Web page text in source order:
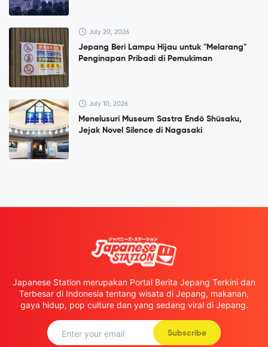
July 20, 2026
Jepang Beri Lampu Hijau untuk "Melarang"
Penginapan Pribadi di Pemukiman
July 10, 2026
Menelusuri Museum Sastra Endō Shūsaku,
Jejak Novel Silence di Nagasaki
Japanese Station merupakan Portal Berita Jepang Terkini dan
Terbesar di Indonesia tentang wisata di Jepang, makanan,
gaya hidup, pop culture dan yang sedang viral di Jepang.
Subscribe